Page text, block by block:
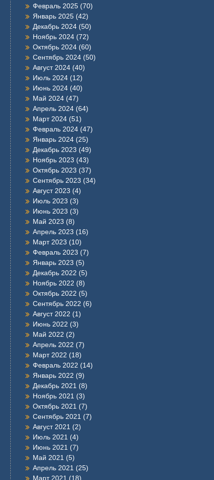
Февраль 2025 (70)
Январь 2025 (42)
Декабрь 2024 (50)
Ноябрь 2024 (72)
Октябрь 2024 (60)
Сентябрь 2024 (50)
Август 2024 (40)
Июль 2024 (12)
Июнь 2024 (40)
Май 2024 (47)
Апрель 2024 (64)
Март 2024 (51)
Февраль 2024 (47)
Январь 2024 (25)
Декабрь 2023 (49)
Ноябрь 2023 (43)
Октябрь 2023 (37)
Сентябрь 2023 (34)
Август 2023 (4)
Июль 2023 (3)
Июнь 2023 (3)
Май 2023 (8)
Апрель 2023 (16)
Март 2023 (10)
Февраль 2023 (7)
Январь 2023 (5)
Декабрь 2022 (5)
Ноябрь 2022 (8)
Октябрь 2022 (5)
Сентябрь 2022 (6)
Август 2022 (1)
Июнь 2022 (3)
Май 2022 (2)
Апрель 2022 (7)
Март 2022 (18)
Февраль 2022 (14)
Январь 2022 (9)
Декабрь 2021 (8)
Ноябрь 2021 (3)
Октябрь 2021 (7)
Сентябрь 2021 (7)
Август 2021 (2)
Июль 2021 (4)
Июнь 2021 (7)
Май 2021 (5)
Апрель 2021 (25)
Март 2021 (18)